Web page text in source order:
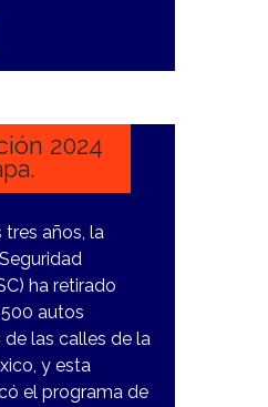
2024
tres años, la
ha retirado
autos
las calles de la
y esta
el programa de